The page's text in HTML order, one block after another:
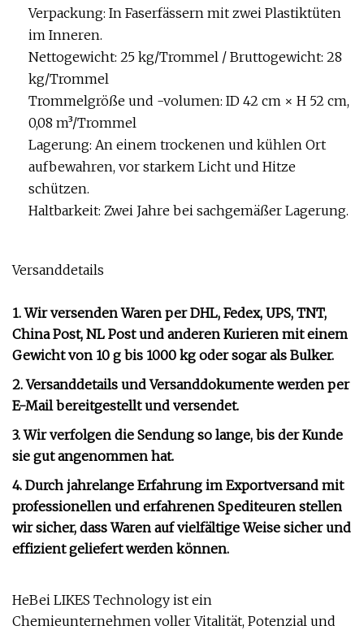
Verpackung: In Faserfässern mit zwei Plastiktüten
im Inneren.
Nettogewicht: 25 kg/Trommel / Bruttogewicht: 28
kg/Trommel
Trommelgröße und -volumen: ID 42 cm × H 52 cm,
0,08 m³/Trommel
Lagerung: An einem trockenen und kühlen Ort
aufbewahren, vor starkem Licht und Hitze
schützen.
Haltbarkeit: Zwei Jahre bei sachgemäßer Lagerung.
Versanddetails
1. Wir versenden Waren per DHL, Fedex, UPS, TNT,
China Post, NL Post und anderen Kurieren mit einem
Gewicht von 10 g bis 1000 kg oder sogar als Bulker.
2. Versanddetails und Versanddokumente werden per
E-Mail bereitgestellt und versendet.
3. Wir verfolgen die Sendung so lange, bis der Kunde
sie gut angenommen hat.
4. Durch jahrelange Erfahrung im Exportversand mit
professionellen und erfahrenen Spediteuren stellen
wir sicher, dass Waren auf vielfältige Weise sicher und
effizient geliefert werden können.
HeBei LIKES Technology ist ein
Chemieunternehmen voller Vitalität, Potenzial und